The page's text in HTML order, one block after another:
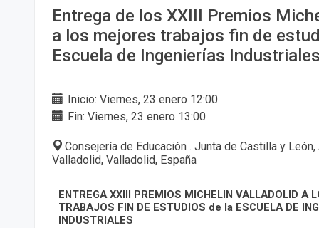
Entrega de los XXIII Premios
a los mejores trabajos fin de
Escuela de Ingenierías
Inicio: Viernes, 23 enero 12:00
Fin: Viernes, 23 enero 13:00
Consejería de Educación . Junta de Castilla y
Valladolid, Valladolid, España
ENTREGA XXIII PREMIOS MICHELIN VALLADOLID A
TRABAJOS FIN DE ESTUDIOS de la ESCUELA DE
INDUSTRIALES